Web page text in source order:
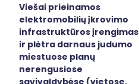
Viešai prieinamos
elektromobilių įkrovimo
infrastruktūros įrengimas
ir plėtra darnaus judumo
miestuose planų
nerengusiose
savivaldybėse (vietose,